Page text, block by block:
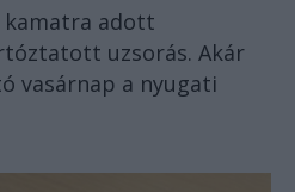
kamatra adott
uzsorás. Akár
vasárnap a nyugati